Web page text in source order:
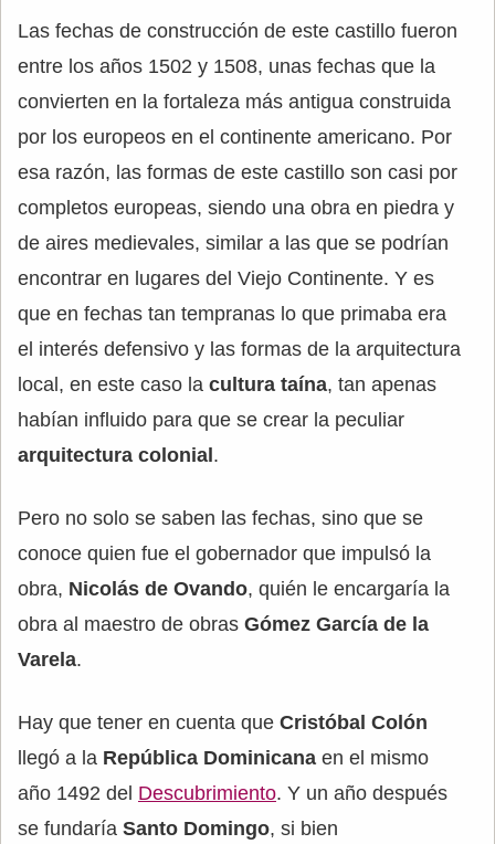
Las fechas de construcción de este castillo fueron
entre los años 1502 y 1508, unas fechas que la
convierten en la fortaleza más antigua construida
por los europeos en el continente americano. Por
esa razón, las formas de este castillo son casi por
completos europeas, siendo una obra en piedra y
de aires medievales, similar a las que se podrían
encontrar en lugares del Viejo Continente. Y es
que en fechas tan tempranas lo que primaba era
el interés defensivo y las formas de la arquitectura
local, en este caso la cultura taína, tan apenas
habían influido para que se crear la peculiar
arquitectura colonial.
Pero no solo se saben las fechas, sino que se
conoce quien fue el gobernador que impulsó la
obra, Nicolás de Ovando, quién le encargaría la
obra al maestro de obras Gómez García de la
Varela.
Hay que tener en cuenta que Cristóbal Colón
llegó a la República Dominicana en el mismo
año 1492 del Descubrimiento. Y un año después
se fundaría Santo Domingo, si bien